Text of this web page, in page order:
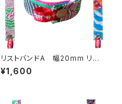
リストバンドA 幅20mm リバ
ーシブル
¥1,600